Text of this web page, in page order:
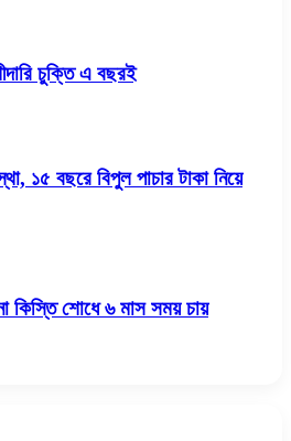
চুক্তি এ বছরই
১৫ বছরে বিপুল পাচার টাকা নিয়ে
কিস্তি শোধে ৬ মাস সময় চায়